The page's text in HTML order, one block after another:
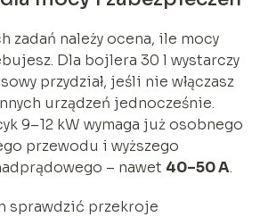
zadań należy ocena, ile mocy
Dla bojlera 30 l wystarczy
przydział, jeśli nie włączasz
urządzeń jednocześnie.
9–12 kW wymaga już osobnego
przewodu i wyższego
– nawet 40–50 A.
sprawdzić przekroje